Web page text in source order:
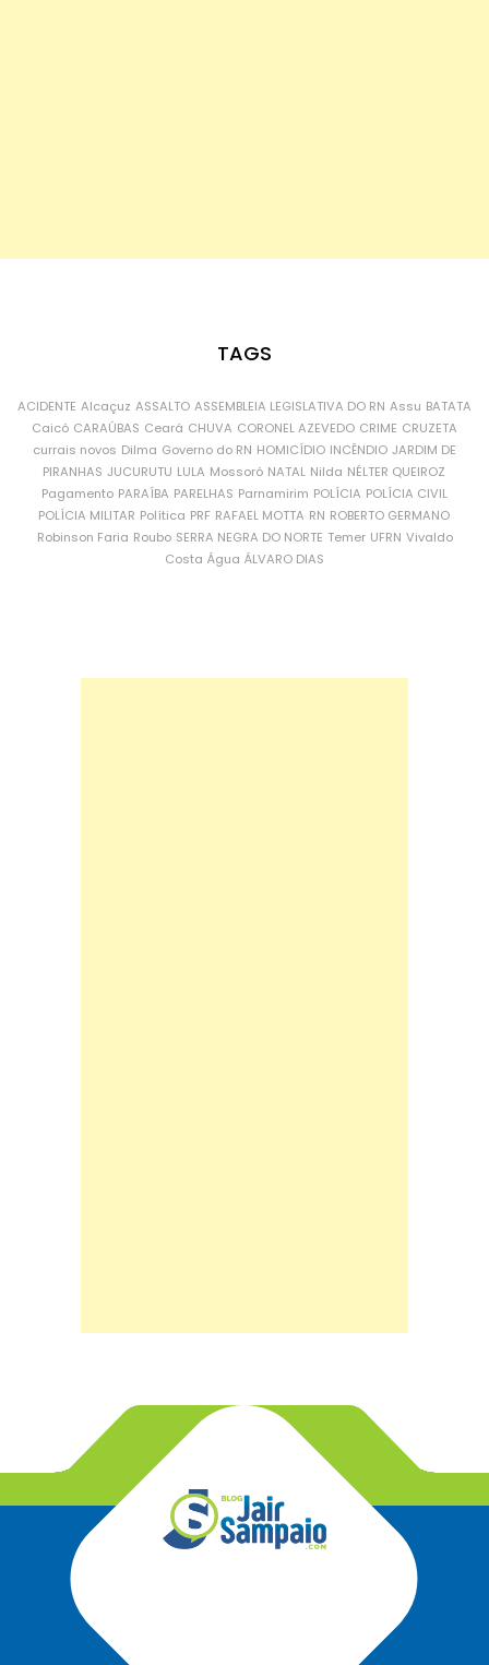
TAGS
ACIDENTE Alcaçuz ASSALTO ASSEMBLEIA LEGISLATIVA DO RN Assu BATATA
Caicó CARAÚBAS Ceará CHUVA CORONEL AZEVEDO CRIME CRUZETA
currais novos Dilma Governo do RN HOMICÍDIO INCÊNDIO JARDIM DE
PIRANHAS JUCURUTU LULA Mossoró NATAL Nilda NÉLTER QUEIROZ
Pagamento PARAÍBA PARELHAS Parnamirim POLÍCIA POLÍCIA CIVIL
POLÍCIA MILITAR Política PRF RAFAEL MOTTA RN ROBERTO GERMANO
Robinson Faria Roubo SERRA NEGRA DO NORTE Temer UFRN Vivaldo
Costa Água ÁLVARO DIAS